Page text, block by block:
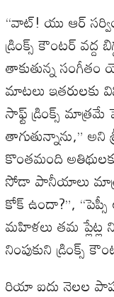
“వాట్! యు ఆర్
డ్రింక్స్ కౌంటర్వద్ద
తాకుతున్నసంగీతం
మాటలు ఇతరులకు
సాఫ్ట్డ్రింక్స్ మాత్రమే
తాగుతున్నాను,” అని
కొంతమంది
సోడా పానీయాలు
కోక్ఉందా?”, “పెప్సీ
మహిళలు తమ ప్లేట్ల
నింపుకుని డ్రింక్స్
రియాఐదు నెలల